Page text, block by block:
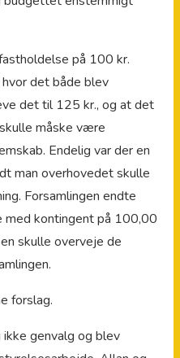
på 100 kr.
det både blev
det til 125 kr., og at det
måske være
Endelig var der en
man overhovedet skulle
Forsamlingen endte
kontingent på 100,00
skulle overveje de
forslag.
genvalg og blev